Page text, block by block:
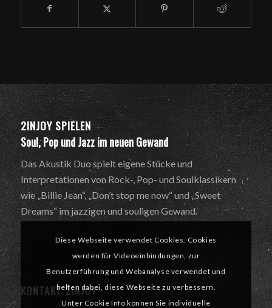
2INJOY SPIELEN
Soul, Pop und Jazz im neuen Gewand
Das Akustik Duo spielt eigene Stücke und
Interpretationen von Rock-, Pop- und Soulklassikern
wie „Billie Jean“, „Don’t stop me now“ und „Sweet
Dreams“ im jazzigen und souligen Gewand.
KONTAKT 2INJOY
Diese Webseite verwendet Cookies. Cookies
werden für Videoeinbindungen, zur
Benutzerführung und Webanalyse verwendet und
helfen dabei, diese Webseite zu verbessern.
Unter Cookie Info können Sie individuelle